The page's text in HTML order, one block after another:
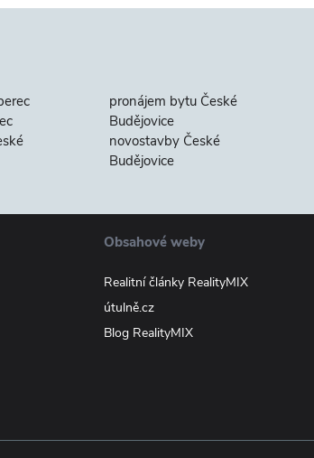
pronájem bytu České
Budějovice
novostavby České
Budějovice
Obsahové weby
Realitní články RealityMIX
útulně.cz
Blog RealityMIX